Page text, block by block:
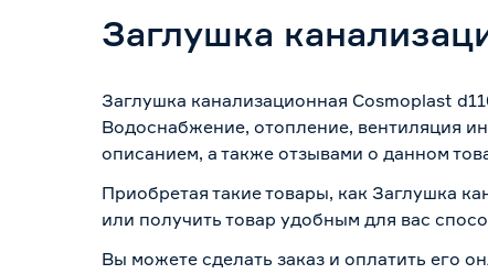
Заглушка
Заглушка канализационная Cosmoplast
Водоснабжение, отопление, вентиляция
описанием, а также отзывами о данном
Приобретая такие товары, как Заглушка
или получить товар удобным для вас
Вы можете сделать заказ и оплатить его